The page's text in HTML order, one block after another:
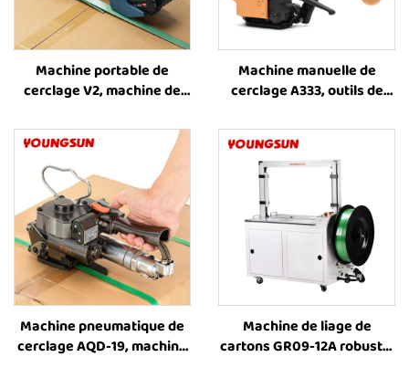
Machine portable de
cerclage V2, machine de
batterie, outil de cerclage
en plastique, équipement
de cerclage et de ligature
Machine manuelle de
cerclage A333, outils de
de cerclage portative à
vendre
Machine pneumatique de
cerclage AQD-19, machine
Machine de liage de
cartons GR09-12A robuste,